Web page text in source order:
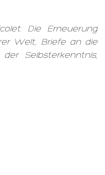
Die Erneuerung
Welt, Briefe an die
Selbsterkenntnis,